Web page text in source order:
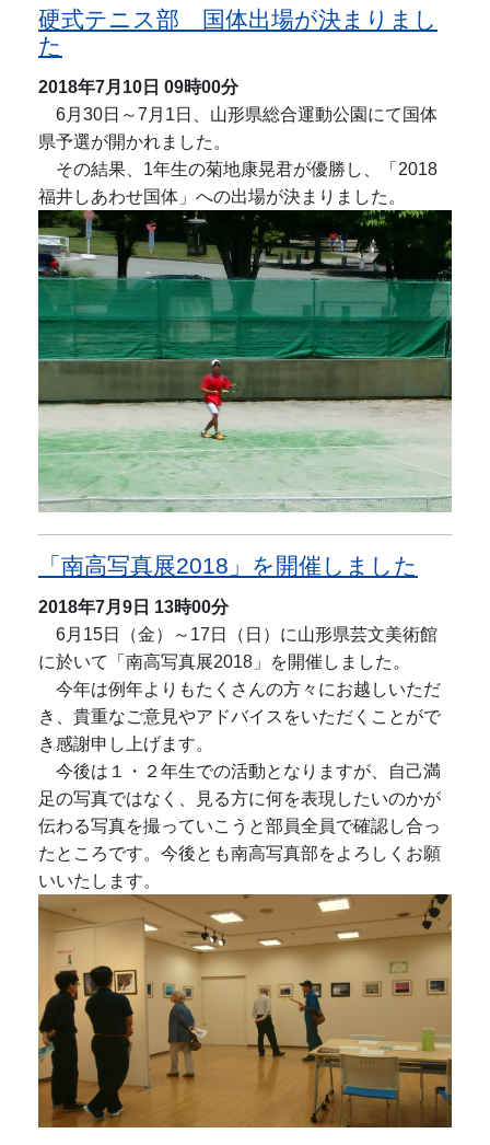
硬式テニス部 国体出場が決まりまし
た
2018年7月10日 09時00分
6月30日～7月1日、山形県総合運動公園にて国体
県予選が開かれました。
その結果、1年生の菊地康晃君が優勝し、「2018
福井しあわせ国体」への出場が決まりました。
「南高写真展2018」を開催しました
2018年7月9日 13時00分
6月15日（金）～17日（日）に山形県芸文美術館
に於いて「南高写真展2018」を開催しました。
今年は例年よりもたくさんの方々にお越しいただ
き、貴重なご意見やアドバイスをいただくことがで
き感謝申し上げます。
今後は１・２年生での活動となりますが、自己満
足の写真ではなく、見る方に何を表現したいのかが
伝わる写真を撮っていこうと部員全員で確認し合っ
たところです。今後とも南高写真部をよろしくお願
いいたします。